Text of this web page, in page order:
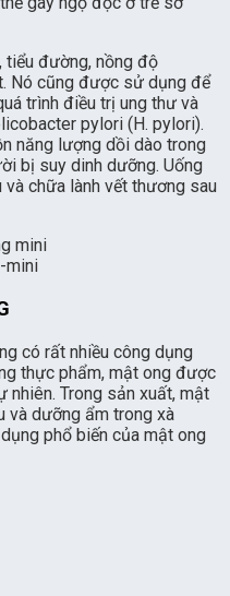
đường, nồng độ
Nó cũng được sử dụng để
trình điều trị ung thư và
pylori (H. pylori).
năng lượng dồi dào trong
bị suy dinh dưỡng. Uống
chữa lành vết thương sau
mini
có rất nhiều công dụng
thực phẩm, mật ong được
Trong sản xuất, mật
và dưỡng ẩm trong xà
phổ biến của mật ong